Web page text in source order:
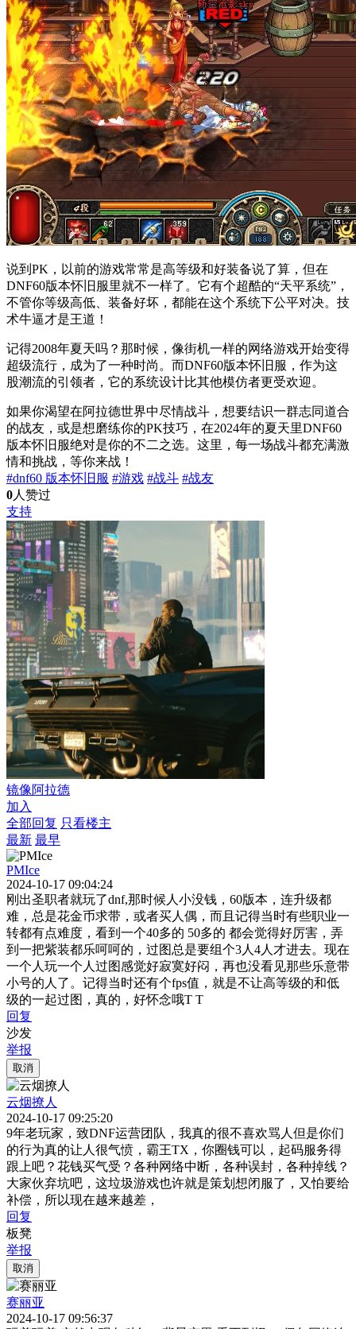
说到PK，以前的游戏常常是高等级和好装备说了算，但在
DNF60版本怀旧服里就不一样了。它有个超酷的“天平系统”，
不管你等级高低、装备好坏，都能在这个系统下公平对决。技
术牛逼才是王道！
记得2008年夏天吗？那时候，像街机一样的网络游戏开始变得
超级流行，成为了一种时尚。而DNF60版本怀旧服，作为这
股潮流的引领者，它的系统设计比其他模仿者更受欢迎。
如果你渴望在阿拉德世界中尽情战斗，想要结识一群志同道合
的战友，或是想磨练你的PK技巧，在2024年的夏天里DNF60
版本怀旧服绝对是你的不二之选。这里，每一场战斗都充满激
情和挑战，等你来战！
#dnf60 版本怀旧服 #游戏 #战斗 #战友
0人赞过
支持
镜像阿拉德
加入
全部回复 只看楼主
最新 最早
PMIce
2024-10-17 09:04:24
刚出圣职者就玩了dnf,那时候人小没钱，60版本，连升级都
难，总是花金币求带，或者买人偶，而且记得当时有些职业一
转都有点难度，看到一个40多的 50多的 都会觉得好厉害，弄
到一把紫装都乐呵呵的，过图总是要组个3人4人才进去。现在
一个人玩一个人过图感觉好寂寞好闷，再也没看见那些乐意带
小号的人了。记得当时还有个fps值，就是不让高等级的和低
级的一起过图，真的，好怀念哦T T
回复
沙发
举报
取消
云烟撩人
2024-10-17 09:25:20
9年老玩家，致DNF运营团队，我真的很不喜欢骂人但是你们
的行为真的让人很气愤，霸王TX，你圈钱可以，起码服务得
跟上吧？花钱买气受？各种网络中断，各种误封，各种掉线？
大家伙弃坑吧，这垃圾游戏也许就是策划想闭服了，又怕要给
补偿，所以现在越来越差，
回复
板凳
举报
取消
赛丽亚
2024-10-17 09:56:37